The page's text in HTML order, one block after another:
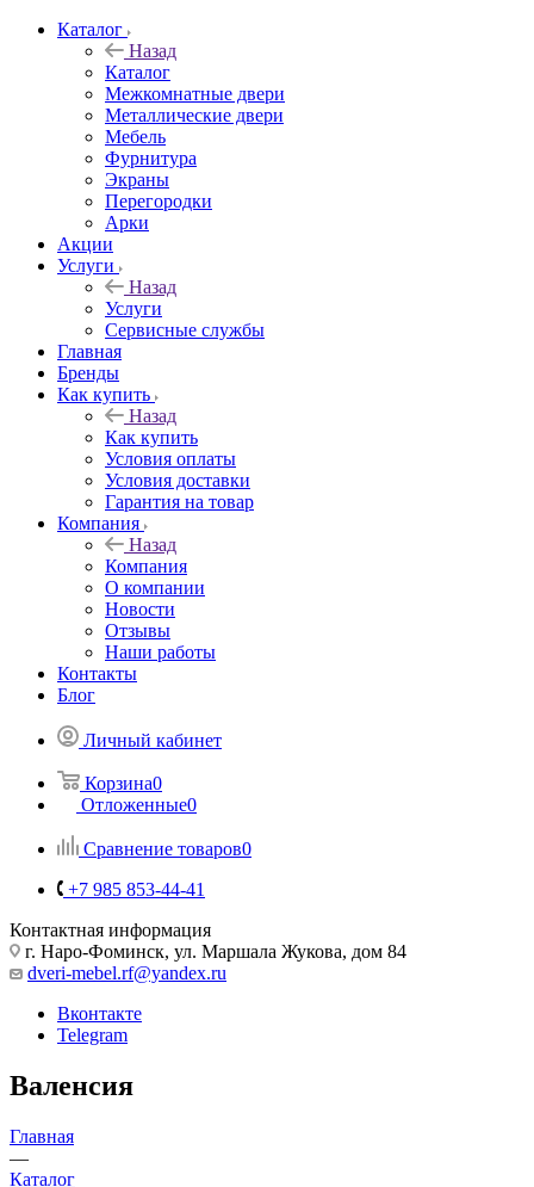
Каталог
Назад
Каталог
Межкомнатные двери
Металлические двери
Мебель
Фурнитура
Экраны
Перегородки
Арки
Акции
Услуги
Назад
Услуги
Сервисные службы
Главная
Бренды
Как купить
Назад
Как купить
Условия оплаты
Условия доставки
Гарантия на товар
Компания
Назад
Компания
О компании
Новости
Отзывы
Наши работы
Контакты
Блог
Личный кабинет
Корзина0
Отложенные0
Сравнение товаров0
+7 985 853-44-41
Контактная информация
г. Наро-Фоминск, ул. Маршала Жукова, дом 84
dveri-mebel.rf@yandex.ru
Вконтакте
Telegram
Валенсия
Главная
—
Каталог